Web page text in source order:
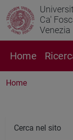
Ca'
Venezia
Home
Home
Cerca nel sito